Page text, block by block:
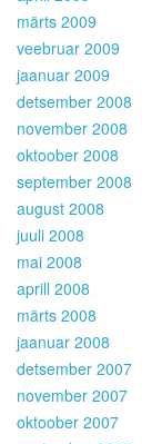
märts 2009
veebruar 2009
jaanuar 2009
detsember 2008
november 2008
oktoober 2008
september 2008
august 2008
juuli 2008
mai 2008
aprill 2008
märts 2008
jaanuar 2008
detsember 2007
november 2007
oktoober 2007